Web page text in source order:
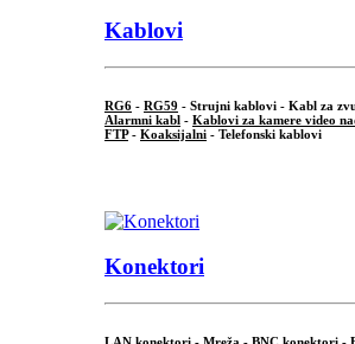
Kablovi
RG6 - RG59 - Strujni kablovi - Kabl za
Alarmni kabl - Kablovi za kamere video
FTP- Koaksijalni - Telefonski kablovi
Konektori